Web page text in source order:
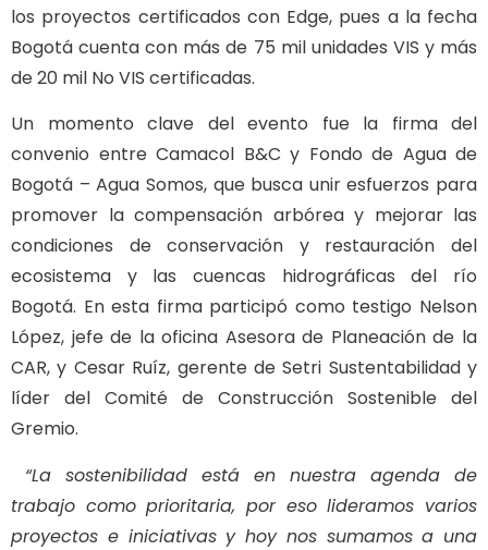
los proyectos certificados con Edge, pues a la fecha
Bogotá cuenta con más de 75 mil unidades VIS y más
de 20 mil No VIS certificadas.
Un momento clave del evento fue la firma del
convenio entre Camacol B&C y Fondo de Agua de
Bogotá – Agua Somos, que busca unir esfuerzos para
promover la compensación arbórea y mejorar las
condiciones de conservación y restauración del
ecosistema y las cuencas hidrográficas del río
Bogotá. En esta firma participó como testigo Nelson
López, jefe de la oficina Asesora de Planeación de la
CAR, y Cesar Ruíz, gerente de Setri Sustentabilidad y
líder del Comité de Construcción Sostenible del
Gremio.
“La sostenibilidad está en nuestra agenda de
trabajo como prioritaria, por eso lideramos varios
proyectos e iniciativas y hoy nos sumamos a una